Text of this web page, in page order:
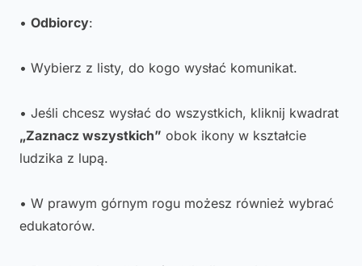
• Odbiorcy:
• Wybierz z listy, do kogo wysłać komunikat.
• Jeśli chcesz wysłać do wszystkich, kliknij kwadrat
„Zaznacz wszystkich” obok ikony w kształcie
ludzika z lupą.
• W prawym górnym rogu możesz również wybrać
edukatorów.